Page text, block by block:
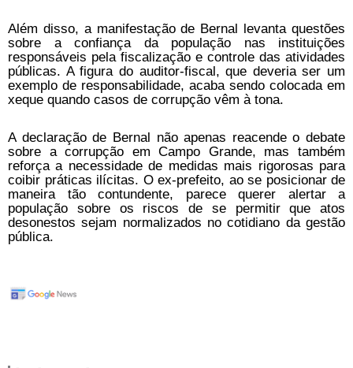
Além disso, a manifestação de Bernal levanta questões
sobre a confiança da população nas instituições
responsáveis pela fiscalização e controle das atividades
públicas. A figura do auditor-fiscal, que deveria ser um
exemplo de responsabilidade, acaba sendo colocada em
xeque quando casos de corrupção vêm à tona.
A declaração de Bernal não apenas reacende o debate
sobre a corrupção em Campo Grande, mas também
reforça a necessidade de medidas mais rigorosas para
coibir práticas ilícitas. O ex-prefeito, ao se posicionar de
maneira tão contundente, parece querer alertar a
população sobre os riscos de se permitir que atos
desonestos sejam normalizados no cotidiano da gestão
pública.